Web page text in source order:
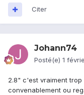
Citer
Johann74
Posté(e) 1
2.8" c'est vraiment
convenablement ou